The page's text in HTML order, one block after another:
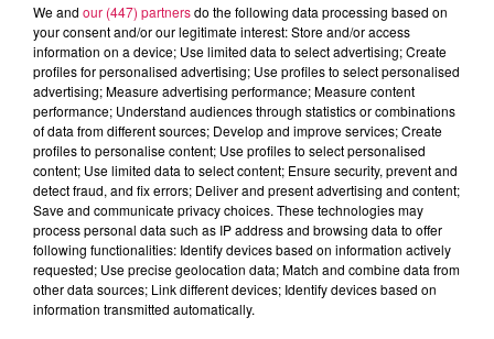
12h21
12h21
KENDJI GIRAC
Pour Oublier
12h17
12h17
ELLA LANGLEY
Choosin Texas
12h06
12h06
EROS RAMAZZOTTI
Una Storia Importante
We and our (447) partnersdo the following data processing based on
your consent and/or our legitimate interest: Store and/or access
information on a device; Use limited data to select advertising; Create
profiles for personalised advertising; Use profiles to select personalised
advertising; Measure advertising performance; Measure content
performance; Understand audiences through statistics or combinations
of data from different sources; Develop and improve services; Create
profiles to personalise content; Use profiles to select personalised
content; Use limited data to select content; Ensure security, prevent and
detect fraud, and fix errors; Deliver and present advertising and content;
Save and communicate privacy choices. These technologies may
process personal data such as IP address and browsing data to offer
following functionalities: Identify devices based on information actively
requested; Use precise geolocation data; Match and combine data from
other data sources; Link different devices; Identify devices based on
information transmitted automatically.